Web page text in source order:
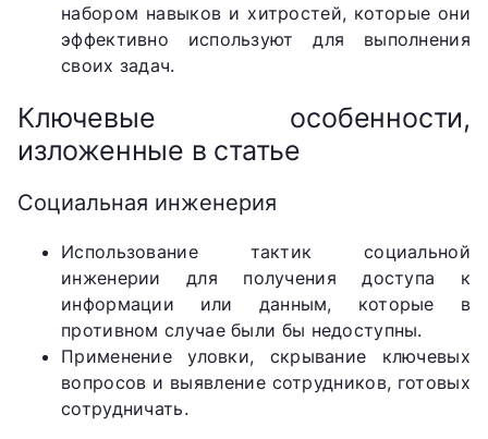
набором навыков и хитростей, которые они
эффективно используют для выполнения
своих задач.
Ключевые особенности,
изложенные в статье
Социальная инженерия
Использование тактик социальной
инженерии для получения доступа к
информации или данным, которые в
противном случае были бы недоступны.
Применение уловки, скрывание ключевых
вопросов и выявление сотрудников, готовых
сотрудничать.